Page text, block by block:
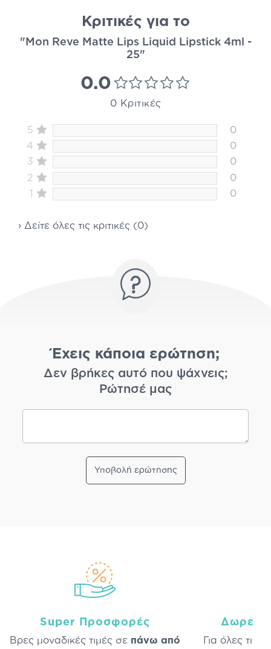
Κριτικές για το
"Mon Reve Matte Lips Liquid Lipstick 4ml -
25"
0.0
0 Κριτικές
5
0
4
0
3
0
2
0
1
0
› Δείτε όλες τις κριτικές (0)
Έχεις κάποια ερώτηση;
Δεν βρήκες αυτό που ψάχνεις;
Ρώτησέ μας
Υποβολή ερώτησης
Super Προσφορές
Βρες μοναδικές τιμές σε πάνω από
Δωρεάν
Για όλες τις